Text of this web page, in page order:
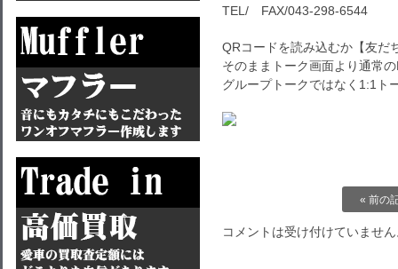
TEL/ FAX/043-298-6544
QRコードを読み込むか【友だ
そのままトーク画面より通常
グループトークではなく1:1ト
« 前の
コメントは受け付けていませ